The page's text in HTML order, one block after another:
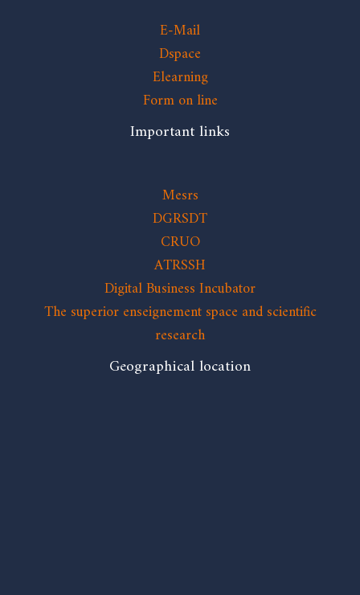
E-Mail
Dspace
Elearning
Form on line
Important links
Mesrs
DGRSDT
CRUO
ATRSSH
Digital Business Incubator
The superior enseignement space and scientific
research
Geographical location